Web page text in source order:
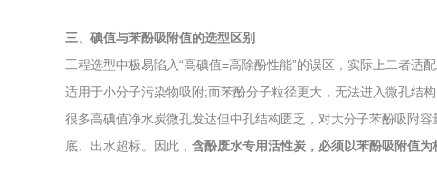
三、碘值与苯酚吸附值的选型区别
工程选型中极易陷入“高碘值=高除酚性能”的误区，实际上二者适
适用于小分子污染物吸附;而苯酚分子粒径更大，无法进入微孔结
很多高碘值净水炭微孔发达但中孔结构匮乏，对大分子苯酚吸附
底、出水超标。因此， 含酚废水专用活性炭，必须以苯酚吸附值